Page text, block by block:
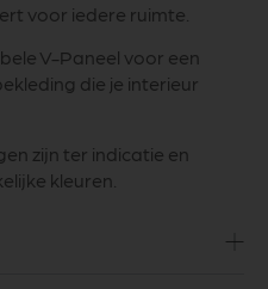
voor iedere ruimte.
V-Paneel voor een
die je interieur
zijn ter indicatie en
kleuren.